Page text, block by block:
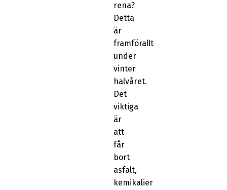
rena?
Detta
är
framförallt
under
vinter
halvåret.
Det
viktiga
är
att
får
bort
asfalt,
kemikalier